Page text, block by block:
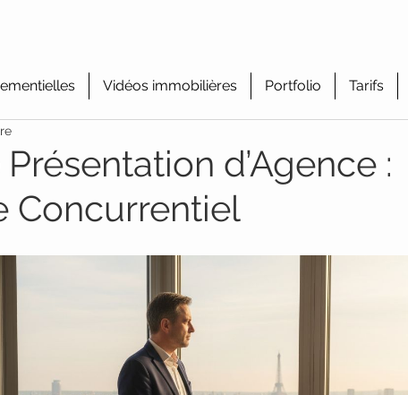
Vidéos immobilières Portfolio Tarifs
d’Agence :
Concurrentiel